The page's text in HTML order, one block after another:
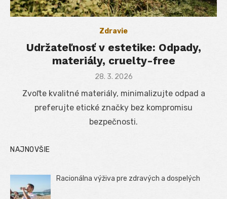
Zdravie
Udržateľnosť v estetike: Odpady,
materiály, cruelty-free
Posted
28. 3. 2026
Zvoľte kvalitné materiály, minimalizujte odpad a
preferujte etické značky bez kompromisu
bezpečnosti.
NAJNOVŠIE
Racionálna výživa pre zdravých a dospelých